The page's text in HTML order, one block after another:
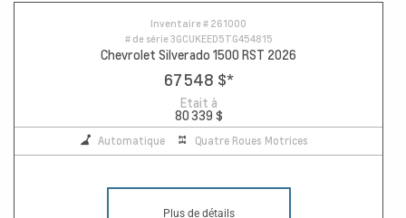
Inventaire # 261000
# de série3GCUKEED5TG454815
Chevrolet Silverado 1500 RST 2026
67 548 $*
Etait à
80 339 $
Automatique Quatre Roues Motrices
Plus de détails